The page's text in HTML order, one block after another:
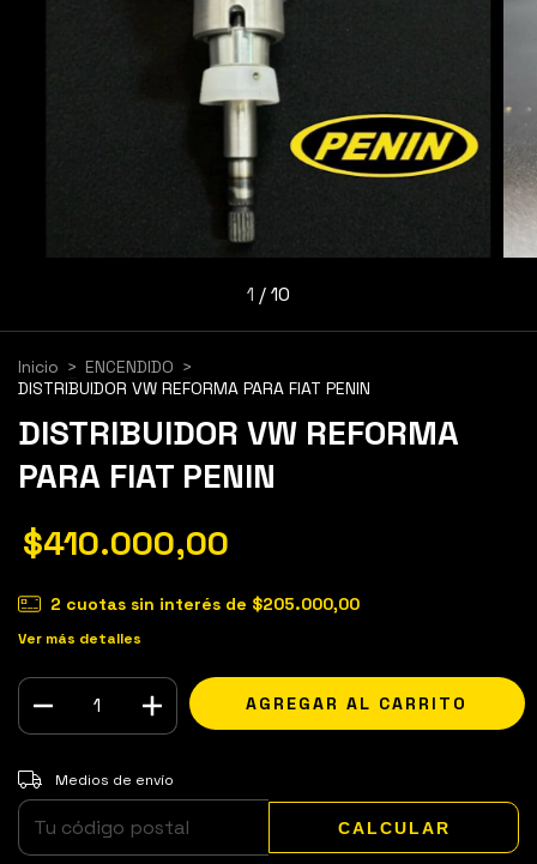
1 /10
Inicio > ENCENDIDO >
DISTRIBUIDOR VW REFORMA PARA FIAT PENIN
DISTRIBUIDOR VW REFORMA
PARA FIAT PENIN
$410.000,00
2 cuotas sin interés de $205.000,00
Ver más detalles
Entregas para el CP:
Medios de envío
CALCULAR